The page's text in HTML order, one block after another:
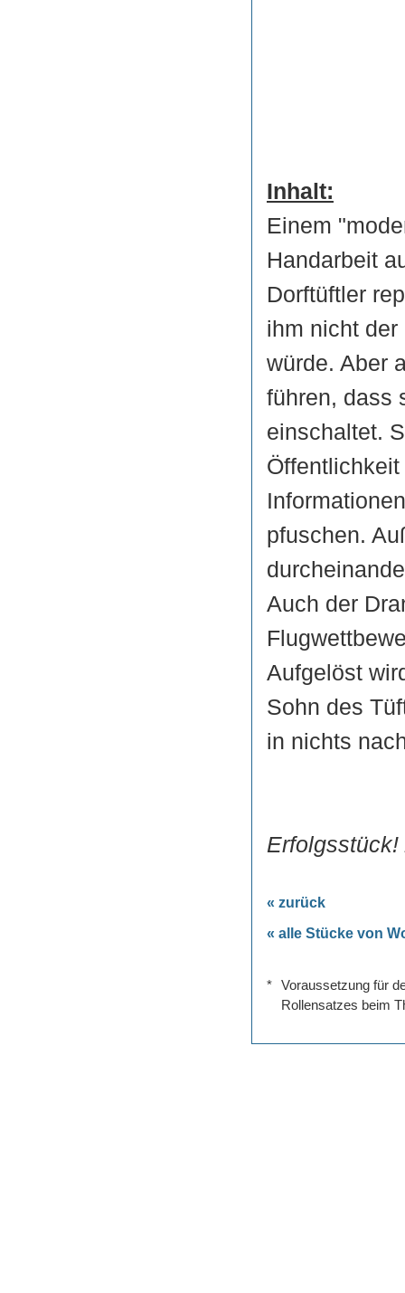
Inhalt:
Einem
Handarbeit
Dorftüftler
ihm nicht
würde. Aber
führen, dass
einschaltet.
pfuschen.
Auch der
Aufgelöst
Sohn des
in nichts
« zurück
« alle Stücke von
*
Voraussetzung für
Rollensatzes beim